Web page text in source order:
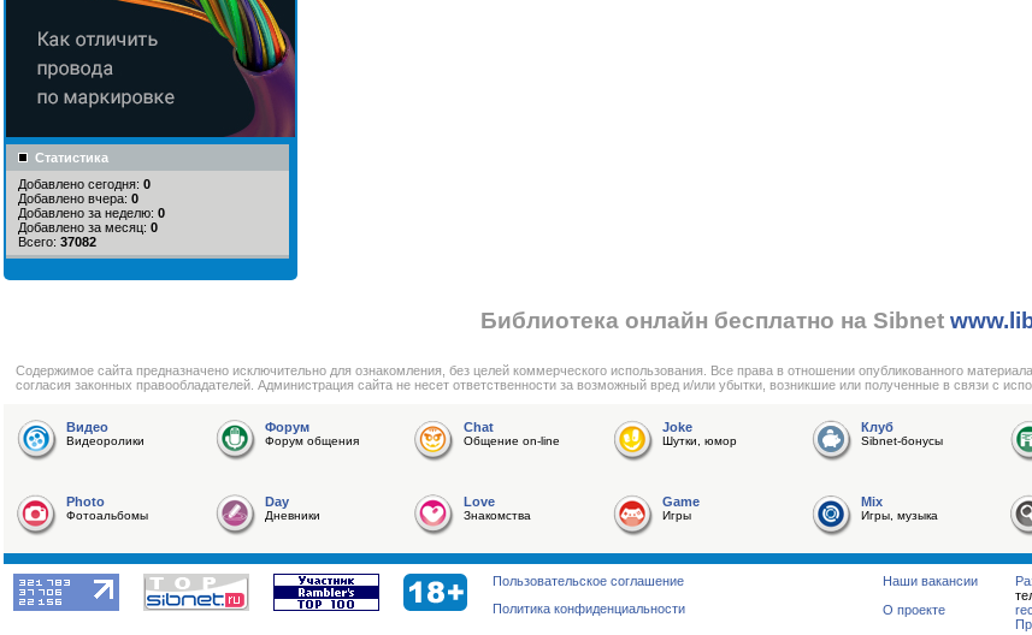
Статистика
Добавлено сегодня: 0
Добавлено вчера: 0
Добавлено за неделю: 0
Добавлено за месяц: 0
Всего: 37082
Библиотека онлайн бесплатно на Sibnet
Cодержимое сайта предназначено исключительно для ознакомления, без целей коммерческого использования. Все права в отношении опубликованного
согласия законных правообладателей. Администрация сайта не несет ответственности за возможный вред и/или убытки, возникшие или полученные в связи с
Видео
Видеоролики
Форум
Форум общения
Chat
Общение on-line
Joke
Шутки, юмор
Клуб
Sibnet-бонусы
Photo
Фотоальбомы
Day
Дневники
Love
Знакомства
Game
Игры
Mix
Игры, музыка
Наши вакансии
О проекте
Пользовательское соглашение
Политика конфиденциальности